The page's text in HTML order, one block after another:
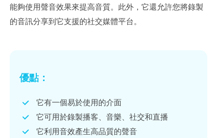
能夠使用聲音效果來提高音質。此外，它還允許您將錄製
的音訊分享到它支援的社交媒體平台。
優點：
它有一個易於使用的介面
它可用於錄製播客、音樂、社交和直播
它利用音效產生高品質的聲音